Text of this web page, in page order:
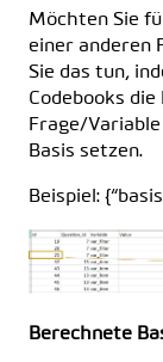
Möchten Sie
einer anderen
Sie das tun,
Codebooks
Frage/
Basis setzen.
Beispiel:
Berechnete